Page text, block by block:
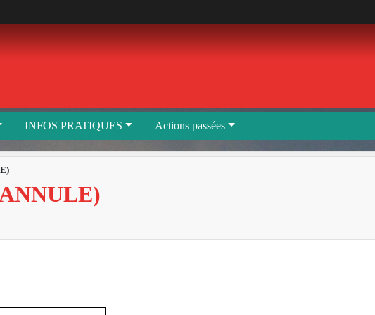
INFOS PRATIQUES Actions passées